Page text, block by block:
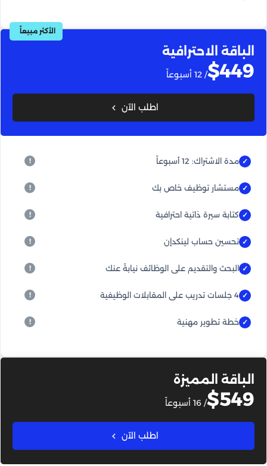
الأكثر مبيعاً
الباقة الاحترافية
$449/ 12 أسبوعاً
اطلب الآن
مدة الاشتراك: 12 أسبوعاً
مستشار توظيف خاص بك
كتابة سيرة ذاتية احترافية
تحسين حساب لينكدإن
البحث والتقديم على الوظائف نيابةً عنك
4 جلسات تدريب على المقابلات الوظيفية
خطة تطوير مهنية
الباقة المميزة
$549/ 16 أسبوعاً
اطلب الآن